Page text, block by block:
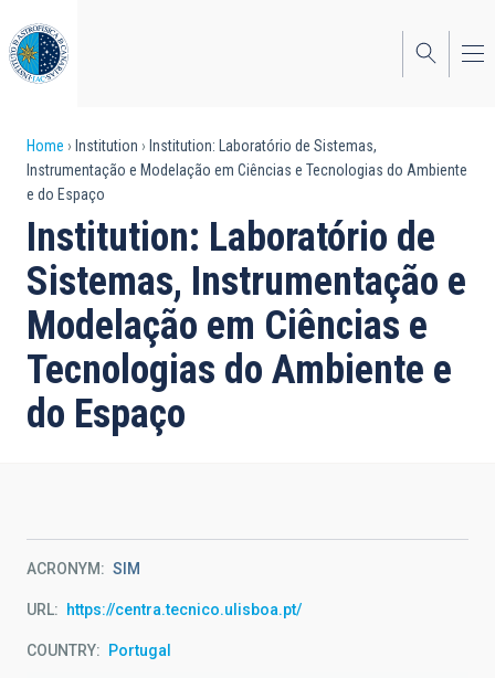
to
main
content
Breadcrumb
Home Institution
Institution: Laboratório de Sistemas,
Instrumentação e Modelação em Ciências e Tecnologias do Ambiente
e do Espaço
Institution: Laboratório de
Sistemas, Instrumentação e
Modelação em Ciências e
Tecnologias do Ambiente e
do Espaço
ACRONYM SIM
URL https://centra.tecnico.ulisboa.pt/
COUNTRY Portugal